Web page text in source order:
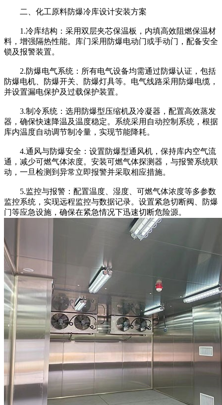
二、化工原料防爆冷库设计安装方案
1.冷库结构：采用双层夹芯保温板，内填高效阻燃保温材
料，增强隔热性能。库门采用防爆电动门或手动门，配备安全
锁及报警装置。
2.防爆电气系统：所有电气设备均需通过防爆认证，包括
防爆电机、防爆开关、防爆灯具等。电气线路采用防爆电缆，
并设置漏电保护及过载保护装置。
3.制冷系统：选用防爆型压缩机及冷凝器，配置高效蒸发
器，确保快速降温及温度稳定。系统采用自动控制系统，根据
库内温度自动调节制冷量，实现节能降耗。
4.通风与防爆安全：设置防爆型通风机，保持库内空气流
通，减少可燃气体浓度。安装可燃气体探测器，与报警系统联
动，一旦检测到异常立即报警并采取相应措施。
5.监控与报警：配置温度、湿度、可燃气体浓度等多参数
监控系统，实现远程监控与数据记录。设置紧急切断阀、防爆
门等应急设施，确保在紧急情况下迅速切断危险源。